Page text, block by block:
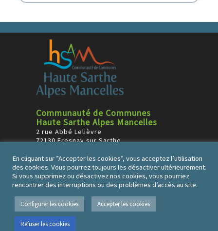
Communauté de Communes
Haute Sarthe Alpes Mancelles
2 rue Abbé Lelièvre
72130 Fresnay sur Sarthe
Horaires
Lundi et vendredi : 9h à 12h
Mardi, mercredi et jeudi : 9h-12h et 14h00-17h00
Plan du site
Mentions Légales Contact
En cliquant sur ”Accepter les cookies”, vous acceptez l’utilisation
des cookies. Vous pourrez toujours les désactiver ultérieurement.
Si vous supprimez ou désactivez nos cookies, vous pourriez
rencontrer des interruptions ou des problèmes d’accès au site.
Configurer les cookies Accepter les cookies
Refuser les cookies